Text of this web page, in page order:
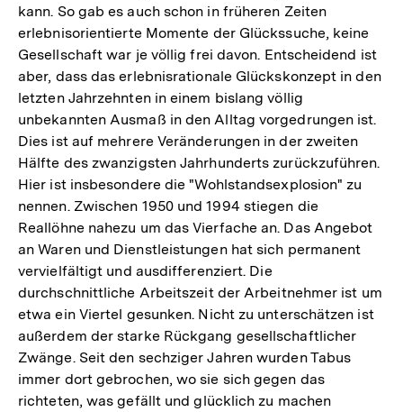
kann. So gab es auch schon in früheren Zeiten
erlebnisorientierte Momente der Glückssuche, keine
Gesellschaft war je völlig frei davon. Entscheidend ist
aber, dass das erlebnisrationale Glückskonzept in den
letzten Jahrzehnten in einem bislang völlig
unbekannten Ausmaß in den Alltag vorgedrungen ist.
Dies ist auf mehrere Veränderungen in der zweiten
Hälfte des zwanzigsten Jahrhunderts zurückzuführen.
Hier ist insbesondere die "Wohlstandsexplosion" zu
nennen. Zwischen 1950 und 1994 stiegen die
Reallöhne nahezu um das Vierfache an. Das Angebot
an Waren und Dienstleistungen hat sich permanent
vervielfältigt und ausdifferenziert. Die
durchschnittliche Arbeitszeit der Arbeitnehmer ist um
etwa ein Viertel gesunken. Nicht zu unterschätzen ist
außerdem der starke Rückgang gesellschaftlicher
Zwänge. Seit den sechziger Jahren wurden Tabus
immer dort gebrochen, wo sie sich gegen das
richteten, was gefällt und glücklich zu machen